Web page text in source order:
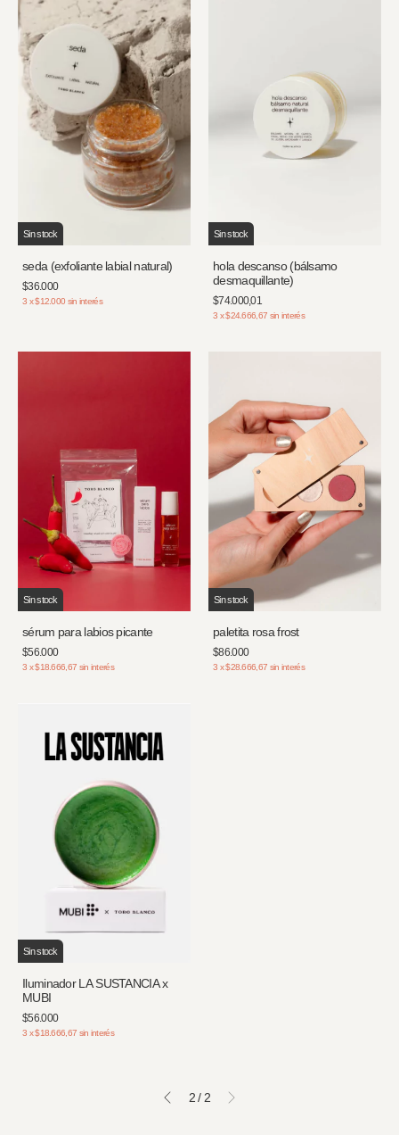
Sin stock
seda (exfoliante labial natural)
$36.000
3 x$12.000 sin interés
Sin stock
hola descanso (bálsamo
desmaquillante)
$74.000,01
3 x$24.666,67 sin interés
Sin stock
sérum para labios picante
$56.000
3 x$18.666,67 sin interés
Sin stock
paletita rosa frost
$86.000
3 x$28.666,67 sin interés
Sin stock
Iluminador LA SUSTANCIA x
MUBI
$56.000
3 x$18.666,67 sin interés
2 / 2